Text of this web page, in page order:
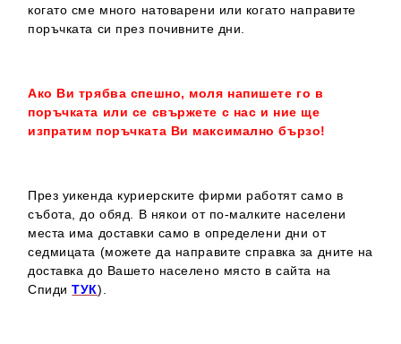
когато сме много натоварени или когато направите
поръчката си през почивните дни.
Ако Ви трябва спешно, моля напишете го в
поръчката или се свържете с нас и ние ще
изпратим поръчката Ви максимално бързо!
През уикенда куриерските фирми работят само в
събота, до обяд. В някои от по-малките населени
места има доставки само в определени дни от
седмицата (можете да направите справка за дните на
доставка до Вашето населено място в сайта на
СпидиТУК).